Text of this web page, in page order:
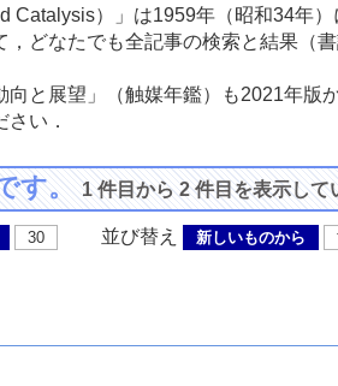
Catalysis）」は1959年（昭和34年
，どなたでも全記事の検索と結果（
向と展望」（触媒年鑑）も2021年
さい．
す。1 件目から 2 件目を表示して
30 並び替え 新しいものから